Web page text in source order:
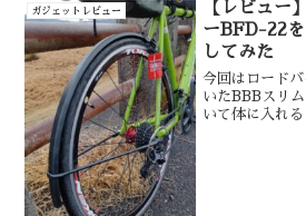
ガジェットレビュー
【レビュー
ーBFD-22
してみた
今回はロード
いたBBBスリ
いて体に入れ